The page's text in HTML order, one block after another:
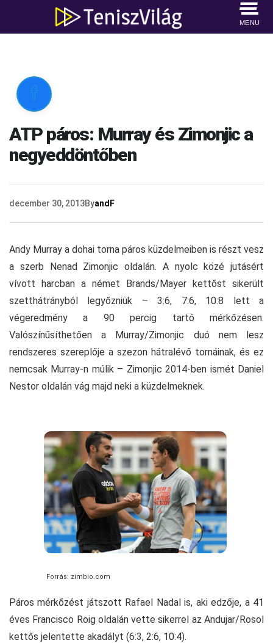
MENU

ATP páros: Murray és Zimonjic a
negyeddöntőben
december 30, 2013ByandF
Andy Murray a dohai torna páros küzdelmeiben is részt vesz
a szerb Nenad Zimonjic oldalán. A nyolc közé jutásért
vívott harcban a német Brands/Mayer kettőst sikerült
szetthátrányból legyőzniük – 3:6, 7:6, 10:8 lett a
végeredmény a 90 percig tartó mérkőzésen.
Valószínűsíthetően a Murray/Zimonjic duó nem lesz
rendszeres szereplője a szezon hátralévő tornáinak, és ez
nemcsak Murray-n múlik – Zimonjic 2014-ben ismét Daniel
Nestor oldalán vág majd neki a küzdelmeknek.
Forrás: zimbio.com
Páros mérkőzést játszott Rafael Nadal is, aki edzője, a 41
éves Francisco Roig oldalán vette sikerrel az Andujar/Rosol
kettős jelentette akadályt (6:3, 2:6, 10:4).